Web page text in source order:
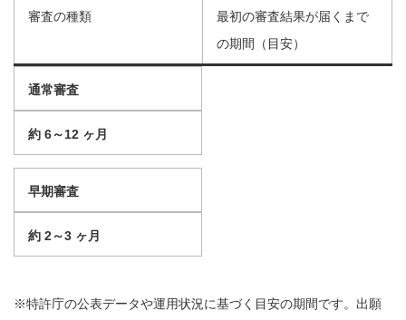
審査の種類
最初の審査結果が届くまで
の期間（目安）
通常審査
約 6～12 ヶ月
早期審査
約 2～3 ヶ月
※特許庁の公表データや運用状況に基づく目安の期間です。出願